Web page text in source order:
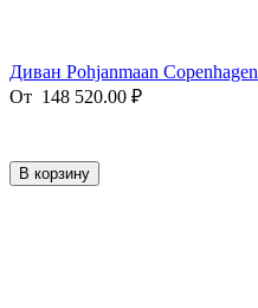
Диван Pohjanmaan Copenhagen
От 148 520.00 ₽
В корзину